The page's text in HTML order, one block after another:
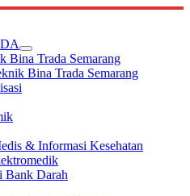
Bina Trada Semarang
Bina Trada Semarang
& Informasi Kesehatan
Bank Darah